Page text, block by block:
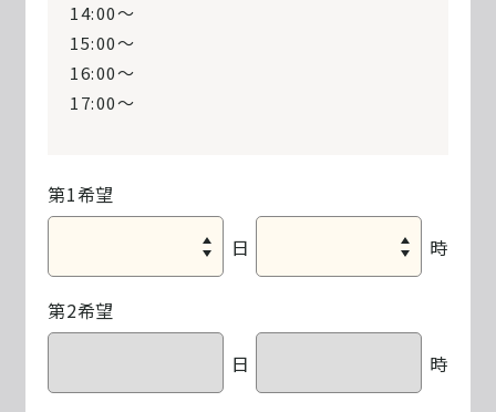
14:00〜
15:00〜
16:00〜
17:00〜
第1希望
日
時
第2希望
日
時